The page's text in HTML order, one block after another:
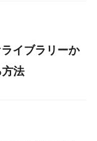
イブラリーか
法